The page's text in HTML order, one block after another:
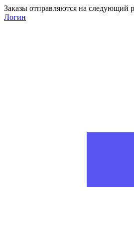
Заказы отправляются на следующий
Логин